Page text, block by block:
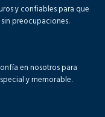
y confiables para que
preocupaciones.
en nosotros para
y memorable.